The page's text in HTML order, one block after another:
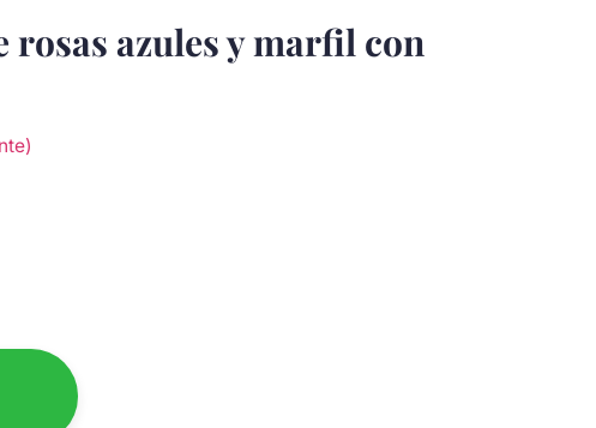
rosas azules y marfil con